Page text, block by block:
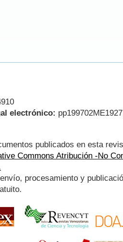
electrónico:
publicados en esta
Commons Atribución -No
procesamiento y